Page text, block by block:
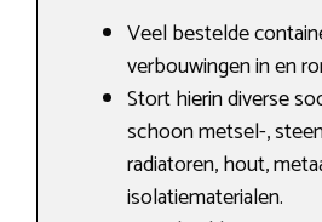
Veel bestelde
verbouwingen in en
Stort hierin diverse
schoon metsel-,
radiatoren, hout,
isolatiematerialen.